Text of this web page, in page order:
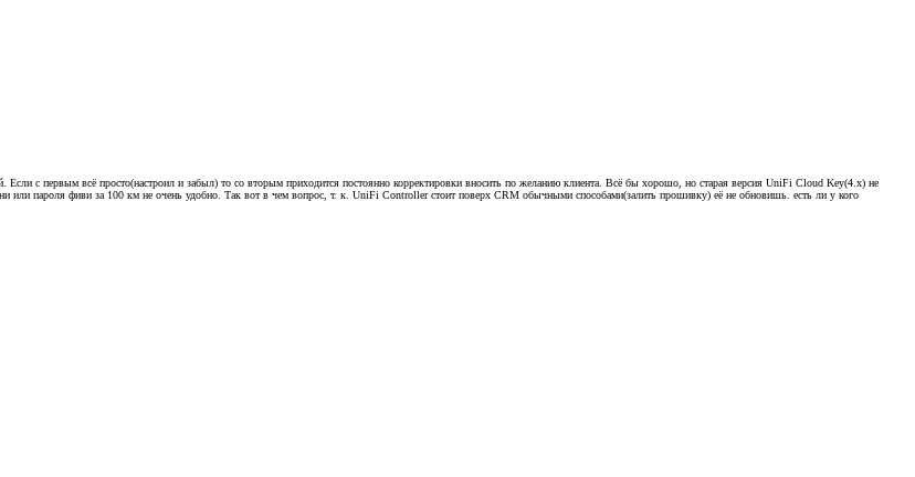
с первым всё просто(настроил и забыл) то со вторым приходится постоянно корректировки вносить по желанию клиента. Всё бы хорошо, но старая версия UniFi Cloud Key(4.х) не
или пароля фиви за 100 км не очень удобно. Так вот в чем вопрос, т. к. UniFi Controller стоит поверх CRM обычными способами(залить прошивку) её не обновишь. есть ли у кого